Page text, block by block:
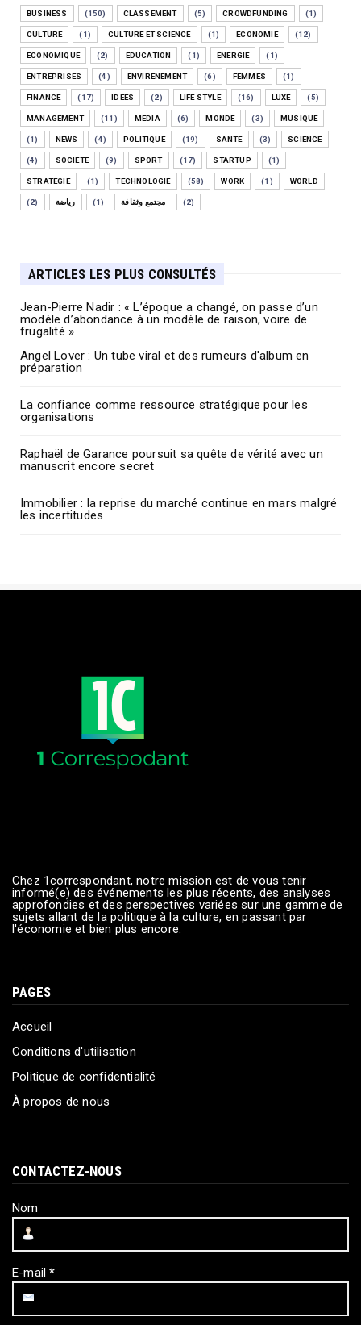
BUSINESS (150) CLASSEMENT (5) CROWDFUNDING (1)
CULTURE (1) CULTURE ET SCIENCE (1) ECONOMIE (12)
ECONOMIQUE (2) EDUCATION (1) ENERGIE (1)
ENTREPRISES (4) ENVIRENEMENT (6) FEMMES (1)
FINANCE (17) IDÉES (2) LIFE STYLE (16) LUXE (5)
MANAGEMENT (11) MEDIA (6) MONDE (3) MUSIQUE
(1) NEWS (4) POLITIQUE (19) SANTE (3) SCIENCE
(4) SOCIETE (9) SPORT (17) STARTUP (1)
STRATEGIE (1) TECHNOLOGIE (58) WORK (1) WORLD
(2) رياضة (1) مجتمع وثقافة (2)
ARTICLES LES PLUS CONSULTÉS
Jean-Pierre Nadir : « L’époque a changé, on passe d’un
modèle d’abondance à un modèle de raison, voire de
frugalité »
Angel Lover : Un tube viral et des rumeurs d'album en
préparation
La confiance comme ressource stratégique pour les
organisations
Raphaël de Garance poursuit sa quête de vérité avec un
manuscrit encore secret
Immobilier : la reprise du marché continue en mars malgré
les incertitudes
Chez 1correspondant, notre mission est de vous tenir
informé(e) des événements les plus récents, des analyses
approfondies et des perspectives variées sur une gamme de
sujets allant de la politique à la culture, en passant par
l'économie et bien plus encore.
PAGES
Accueil
Conditions d'utilisation
Politique de confidentialité
À propos de nous
CONTACTEZ-NOUS
Nom
E-mail*